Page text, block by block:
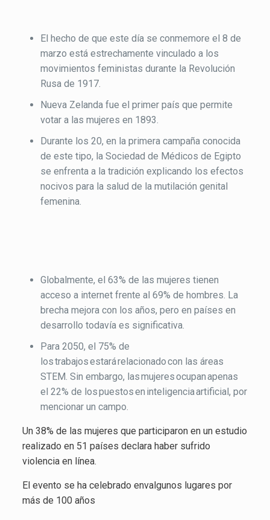
El hecho de que este día se conmemore el 8 de
marzo está estrechamente vinculado a los
movimientos feministas durante la Revolución
Rusa de 1917.
Nueva Zelanda fue el primer país que permite
votar a las mujeres en 1893.
Durante los 20, en la primera campaña conocida
de este tipo, la Sociedad de Médicos de Egipto
se enfrenta a la tradición explicando los efectos
nocivos para la salud de la mutilación genital
femenina.
Globalmente, el 63% de las mujeres tienen
acceso a internet frente al 69% de hombres. La
brecha mejora con los años, pero en países en
desarrollo todavía es significativa.
Para 2050, el 75% de
los trabajos estará relacionado con las áreas
STEM. Sin embargo, las mujeres ocupan apenas
el 22% de los puestos en inteligencia artificial, por
mencionar un campo.
Un 38% de las mujeres que participaron en un estudio
realizado en 51 países declara haber sufrido
violencia en línea.
El evento se ha celebrado envalgunos lugares por
más de 100 años